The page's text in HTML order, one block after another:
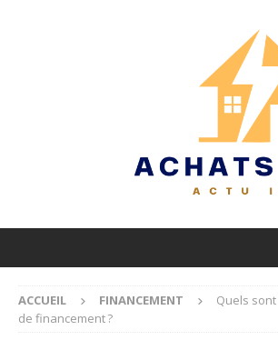
ACCUEIL FINANCEMENT
Quels
de financement ?